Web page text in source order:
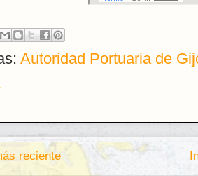
Autoridad Portuaria de
reciente